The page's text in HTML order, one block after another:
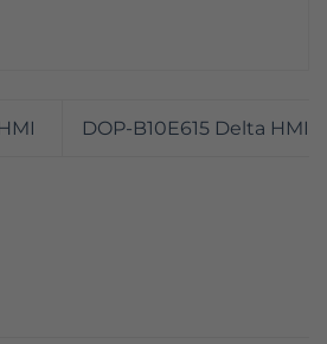
DOP-B10E615 Delta HMI